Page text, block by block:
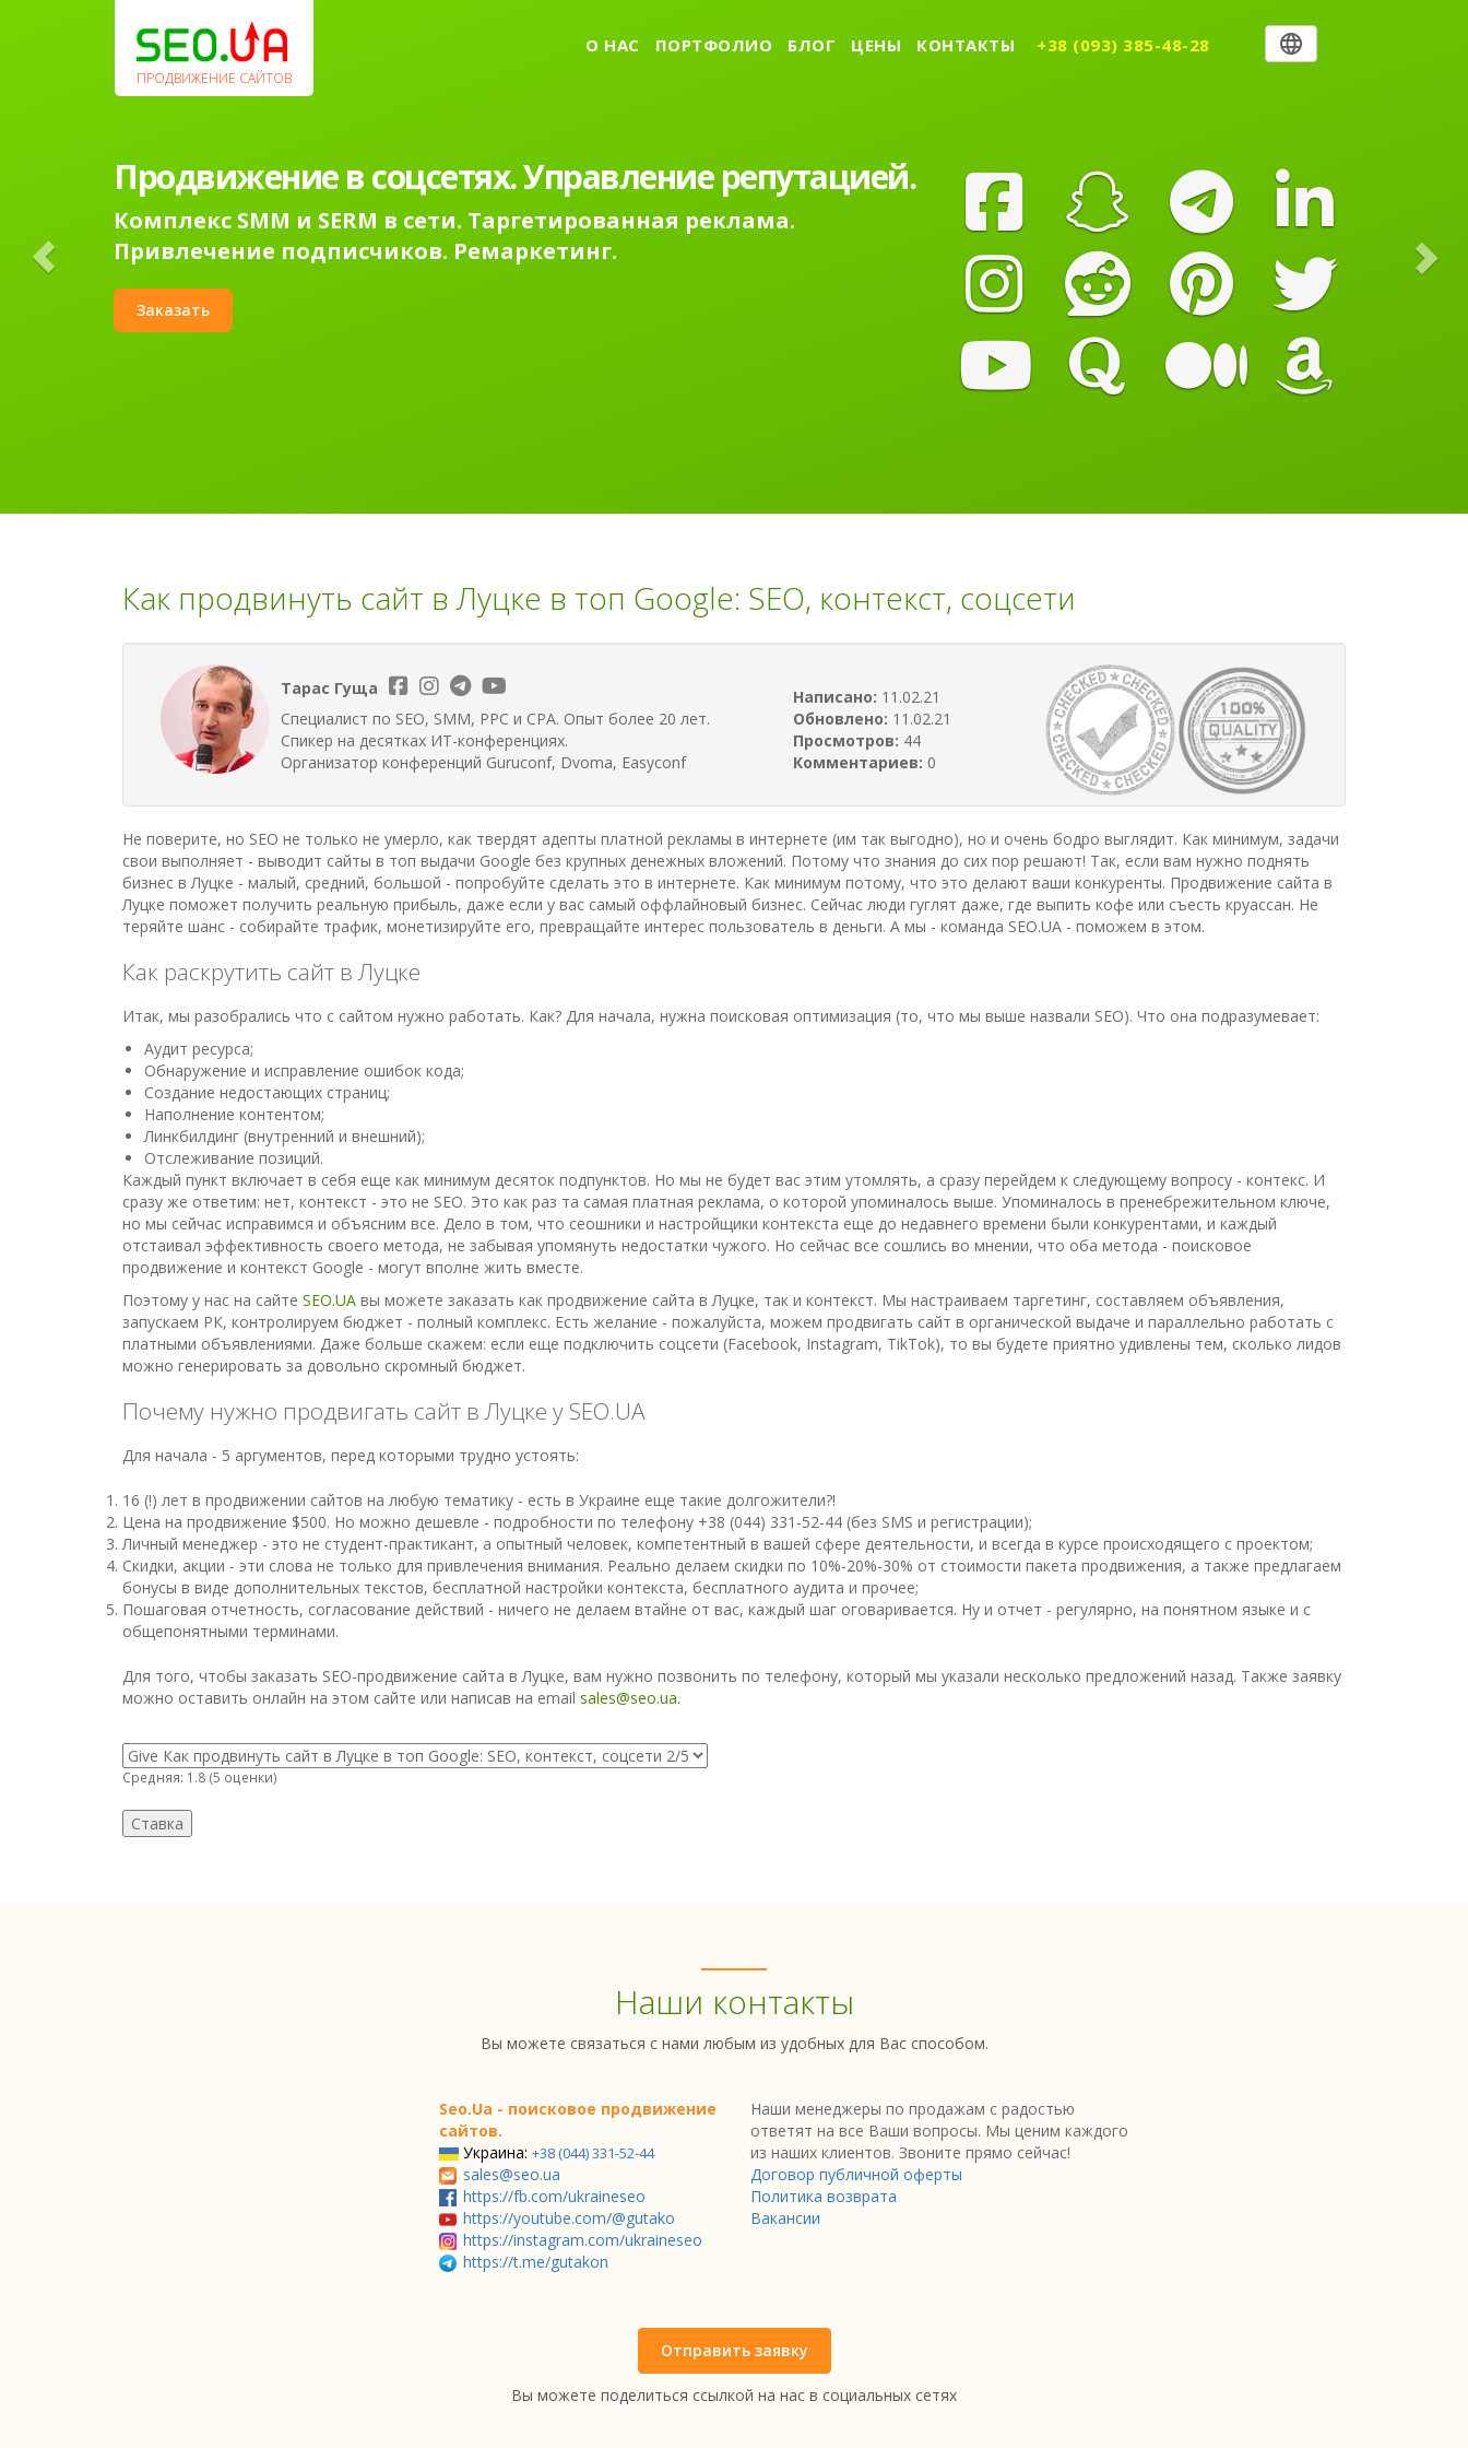
ПРОДВИЖЕНИЕ САЙТОВ
О НАС ПОРТФОЛИО БЛОГ ЦЕНЫ КОНТАКТЫ +38 (093) 385-48-28
Продвижение в соцсетях. Управление репутацией.
Комплекс SMM и SERM в сети. Таргетированная реклама.
Привлечение подписчиков. Ремаркетинг.
Заказать
Как продвинуть сайт в Луцке в топ Google: SEO, контекст, соцсети
Тарас Гуща
Специалист по SEO, SMM, PPC и CPA. Опыт более 20 лет.
Спикер на десятках ИТ-конференциях.
Организатор конференций Guruconf, Dvoma, Easyconf
Написано: 11.02.21
Обновлено: 11.02.21
Просмотров: 44
Комментариев: 0
Не поверите, но SEO не только не умерло, как твердят адепты платной рекламы в интернете (им так выгодно), но и очень бодро выглядит. Как минимум, задачи
свои выполняет - выводит сайты в топ выдачи Google без крупных денежных вложений. Потому что знания до сих пор решают! Так, если вам нужно поднять
бизнес в Луцке - малый, средний, большой - попробуйте сделать это в интернете. Как минимум потому, что это делают ваши конкуренты. Продвижение сайта в
Луцке поможет получить реальную прибыль, даже если у вас самый оффлайновый бизнес. Сейчас люди гуглят даже, где выпить кофе или съесть круассан. Не
теряйте шанс - собирайте трафик, монетизируйте его, превращайте интерес пользователь в деньги. А мы - команда SEO.UA - поможем в этом.
Как раскрутить сайт в Луцке
Итак, мы разобрались что с сайтом нужно работать. Как? Для начала, нужна поисковая оптимизация (то, что мы выше назвали SEO). Что она подразумевает:
Аудит ресурса;
Обнаружение и исправление ошибок кода;
Создание недостающих страниц;
Наполнение контентом;
Линкбилдинг (внутренний и внешний);
Отслеживание позиций.
Каждый пункт включает в себя еще как минимум десяток подпунктов. Но мы не будет вас этим утомлять, а сразу перейдем к следующему вопросу - контекс. И
сразу же ответим: нет, контекст - это не SEO. Это как раз та самая платная реклама, о которой упоминалось выше. Упоминалось в пренебрежительном ключе,
но мы сейчас исправимся и объясним все. Дело в том, что сеошники и настройщики контекста еще до недавнего времени были конкурентами, и каждый
отстаивал эффективность своего метода, не забывая упомянуть недостатки чужого. Но сейчас все сошлись во мнении, что оба метода - поисковое
продвижение и контекст Google - могут вполне жить вместе.
Поэтому у нас на сайте SEO.UA вы можете заказать как продвижение сайта в Луцке, так и контекст. Мы настраиваем таргетинг, составляем объявления,
запускаем РК, контролируем бюджет - полный комплекс. Есть желание - пожалуйста, можем продвигать сайт в органической выдаче и параллельно работать с
платными объявлениями. Даже больше скажем: если еще подключить соцсети (Facebook, Instagram, TikTok), то вы будете приятно удивлены тем, сколько лидов
можно генерировать за довольно скромный бюджет.
Почему нужно продвигать сайт в Луцке у SEO.UA
Для начала - 5 аргументов, перед которыми трудно устоять:
16 (!) лет в продвижении сайтов на любую тематику - есть в Украине еще такие долгожители?!
Цена на продвижение $500. Но можно дешевле - подробности по телефону +38 (044) 331-52-44 (без SMS и регистрации);
Личный менеджер - это не студент-практикант, а опытный человек, компетентный в вашей сфере деятельности, и всегда в курсе происходящего с проектом;
Скидки, акции - эти слова не только для привлечения внимания. Реально делаем скидки по 10%-20%-30% от стоимости пакета продвижения, а также предлагаем
бонусы в виде дополнительных текстов, бесплатной настройки контекста, бесплатного аудита и прочее;
Пошаговая отчетность, согласование действий - ничего не делаем втайне от вас, каждый шаг оговаривается. Ну и отчет - регулярно, на понятном языке и с
общепонятными терминами.
Для того, чтобы заказать SEO-продвижение сайта в Луцке, вам нужно позвонить по телефону, который мы указали несколько предложений назад. Также заявку
можно оставить онлайн на этом сайте или написав на email sales@seo.ua.
Средняя: 1.8 (5 оценки)
Наши контакты
Вы можете связаться с нами любым из удобных для Вас способом.
Seo.Ua - поисковое продвижение
сайтов.
Украина: +38 (044) 331-52-44
sales@seo.ua
https://fb.com/ukraineseo
https://youtube.com/@gutako
https://instagram.com/ukraineseo
https://t.me/gutakon
Наши менеджеры по продажам с радостью
ответят на все Ваши вопросы. Мы ценим каждого
из наших клиентов. Звоните прямо сейчас!
Договор публичной оферты
Политика возврата
Вакансии
Отправить заявку
Вы можете поделиться ссылкой на нас в социальных сетях